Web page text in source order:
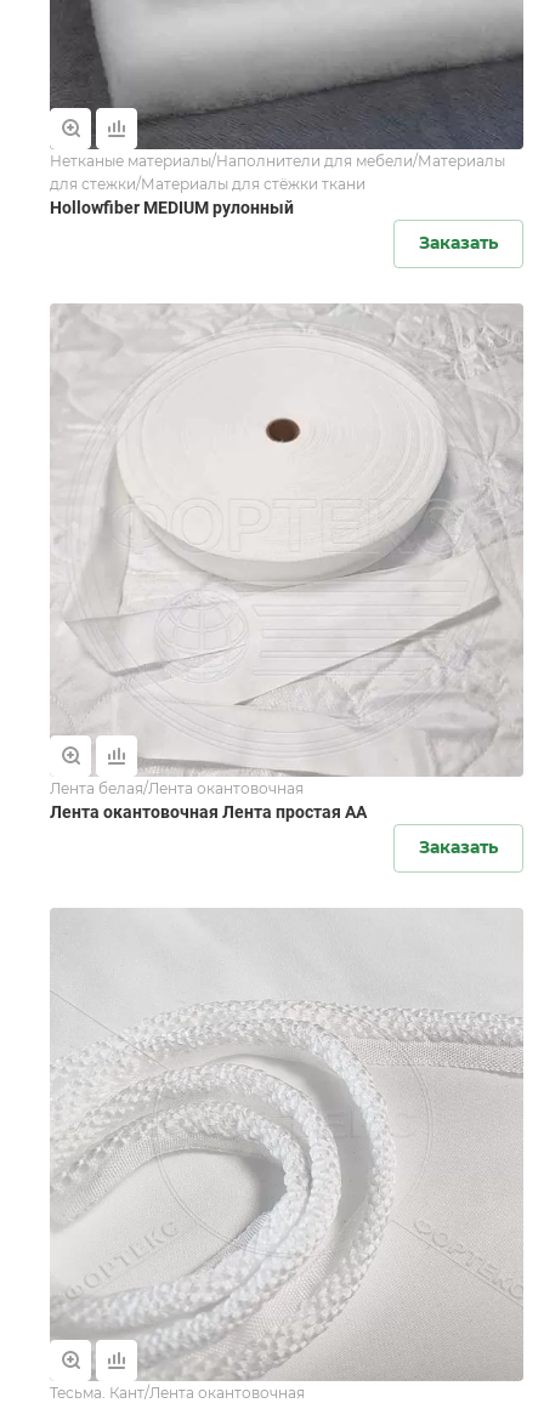
Нетканые материалы/Наполнители для мебели/Материалы
для стежки/Материалы для стёжки ткани
Hollowfiber MEDIUM рулонный
Заказать
Лента белая/Лента окантовочная
Лента окантовочная Лента простая АА
Заказать
Тесьма. Кант/Лента окантовочная